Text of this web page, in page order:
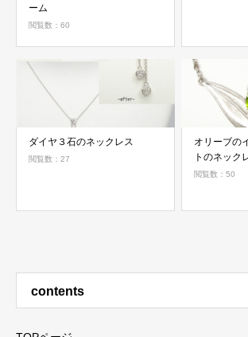
ーム
閲覧数：60
ダイヤ３石のネックレス
閲覧数：27
オリーブの
トのネック
閲覧数：50
contents